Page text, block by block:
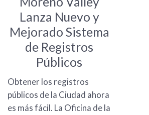
Lanza Nuevo y
Mejorado Sistema
de Registros
Públicos
Obtener los registros
públicos de la Ciudad ahora
es más fácil. La Oficina de la